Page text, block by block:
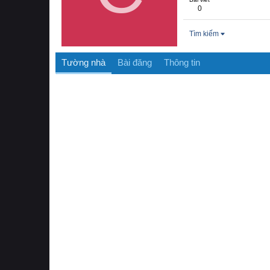
0
Tìm kiếm
Tường nhà Bài đăng Thông tin